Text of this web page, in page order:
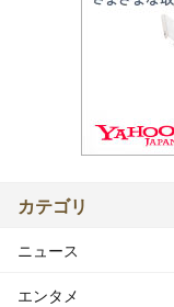
カテゴリ
ニュース
エンタメ